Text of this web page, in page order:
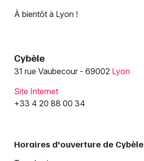
Choisir mes départements
Mon email
À bientôt à Lyon !
Cybèle
31 rue Vaubecour - 69002 Lyon
Site Internet
+33 4 20 88 00 34
Horaires d'ouverture de Cybèle